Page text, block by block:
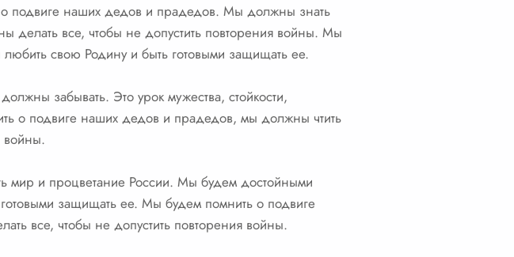
подвиге наших дедов и прадедов. Мы должны знать
делать все, чтобы не допустить повторения войны. Мы
свою Родину и быть готовыми защищать ее.
забывать. Это урок мужества, стойкости,
о подвиге наших дедов и прадедов, мы должны чтить
войны.
мир и процветание России. Мы будем достойными
защищать ее. Мы будем помнить о подвиге
все, чтобы не допустить повторения войны.